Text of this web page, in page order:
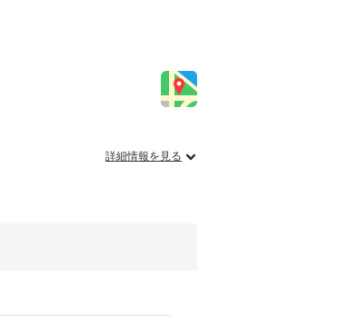
詳細情報を見る